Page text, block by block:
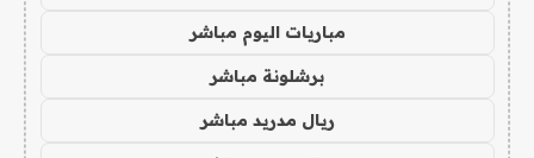
مباريات اليوم مباشر
برشلونة مباشر
ريال مدريد مباشر